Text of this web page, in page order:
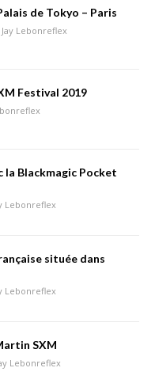
de Tokyo – Paris
Jay Lebonreflex
Festival 2019
la Blackmagic Pocket
Lebonreflex
située dans
Lebonreflex
SXM
Lebonreflex